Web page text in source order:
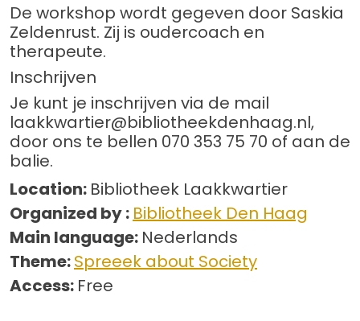
De workshop wordt gegeven door Saskia
Zeldenrust. Zij is oudercoach en
therapeute.
Inschrijven
Je kunt je inschrijven via de mail
laakkwartier@bibliotheekdenhaag.nl,
door ons te bellen 070 353 75 70 of aan de
balie.
Location: Bibliotheek Laakkwartier
Organized by : Bibliotheek Den Haag
Main language: Nederlands
Theme:Spreeek about Society
Access: Free